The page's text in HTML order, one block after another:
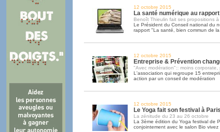
12 octobre 2015
La santé numérique au rapport
Benoît Thieulin fait ses propositions à
Le Président du Conseil national du
rapport "La santé, bien commun de
12 octobre 2015
Entreprise & Prévention
"Avec modération":: moins corporate,
L'association qui regroupe 15
action par un conseil de modération
12 octobre 2015
Le Yoga fait son festival à
La zénitude du 23 au 26 octobre
La 3ème édition du Yoga festival de
conjointement avec le salon Bio vivez